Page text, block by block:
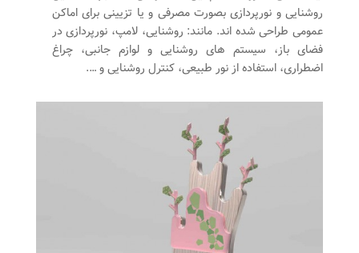
روشنایی و نورپردازی بصورت مصرفی و یا تزیینی برای اماکن
عمومی طراحی شده اند. مانند: روشنایی، لامپ، نورپردازی در
فضای باز، سیستم های روشنایی و لوازم جانبی، چراغ
اضطراری، استفاده از نور طبیعی، کنترل روشنایی و ….